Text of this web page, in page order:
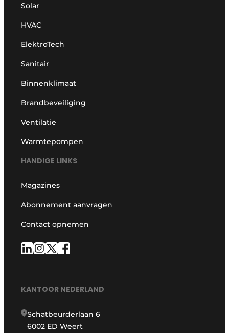
Solar
HVAC
ElektroTech
Sanitair
Binnenklimaat
Brandbeveiliging
Ventilatie
Warmtepompen
HANDIGE LINKS
Magazines
Abonnement aanvragen
Contact opnemen
KANTOOR NEDERLAND
Schatbeurderlaan 6
6002 ED Weert